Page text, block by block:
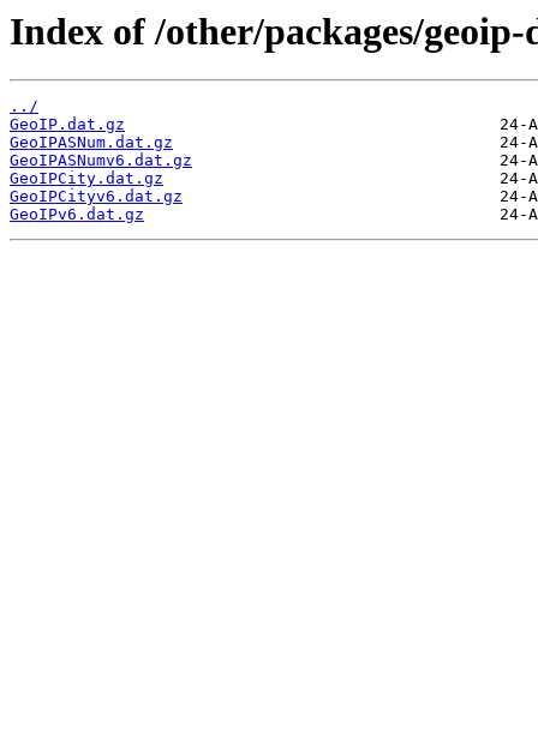
Index of /other/packages/geoip-
../
GeoIP.dat.gz
GeoIPASNum.dat.gz
GeoIPASNumv6.dat.gz
GeoIPCity.dat.gz
GeoIPCityv6.dat.gz
GeoIPv6.dat.gz